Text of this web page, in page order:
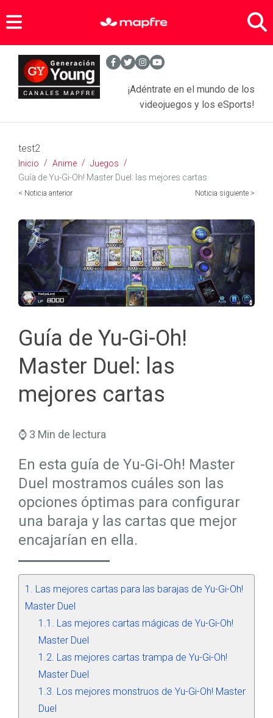
- Entrevistas Gamers
- Equipamiento Gaming
Agenda Sports
Noticias Videojuegos
- Juegos
- Series
- Comics
Tecnología
- Móviles y tabletas
- Más tecnología
Asegura tus objetos personales
Seguros Hogar
Seguros Motor
Seguros Salud
Seguros Viajes
BLOGS MAPFRE
Motor
Hogar
Salud
Planes de Futuro
SERVICIOS
Trabaja en Mapfre
¡Adéntrate en el mundo de los
videojuegos y los eSports!
test2
Inicio Anime
Juegos
Guía de Yu-Gi-Oh! Master Duel: las mejores cartas
< Noticia anterior Noticia siguiente >
Guía de Yu-Gi-Oh!
Master Duel: las
mejores cartas
⌚ 3 Min de lectura
En esta guía de Yu-Gi-Oh! Master
Duel mostramos cuáles son las
opciones óptimas para configurar
una baraja y las cartas que mejor
encajarían en ella.
Las mejores cartas para las barajas de Yu-Gi-Oh!
Master Duel
Las mejores cartas mágicas de Yu-Gi-Oh!
Master Duel
Las mejores cartas trampa de Yu-Gi-Oh!
Master Duel
Los mejores monstruos de Yu-Gi-Oh! Master
Duel